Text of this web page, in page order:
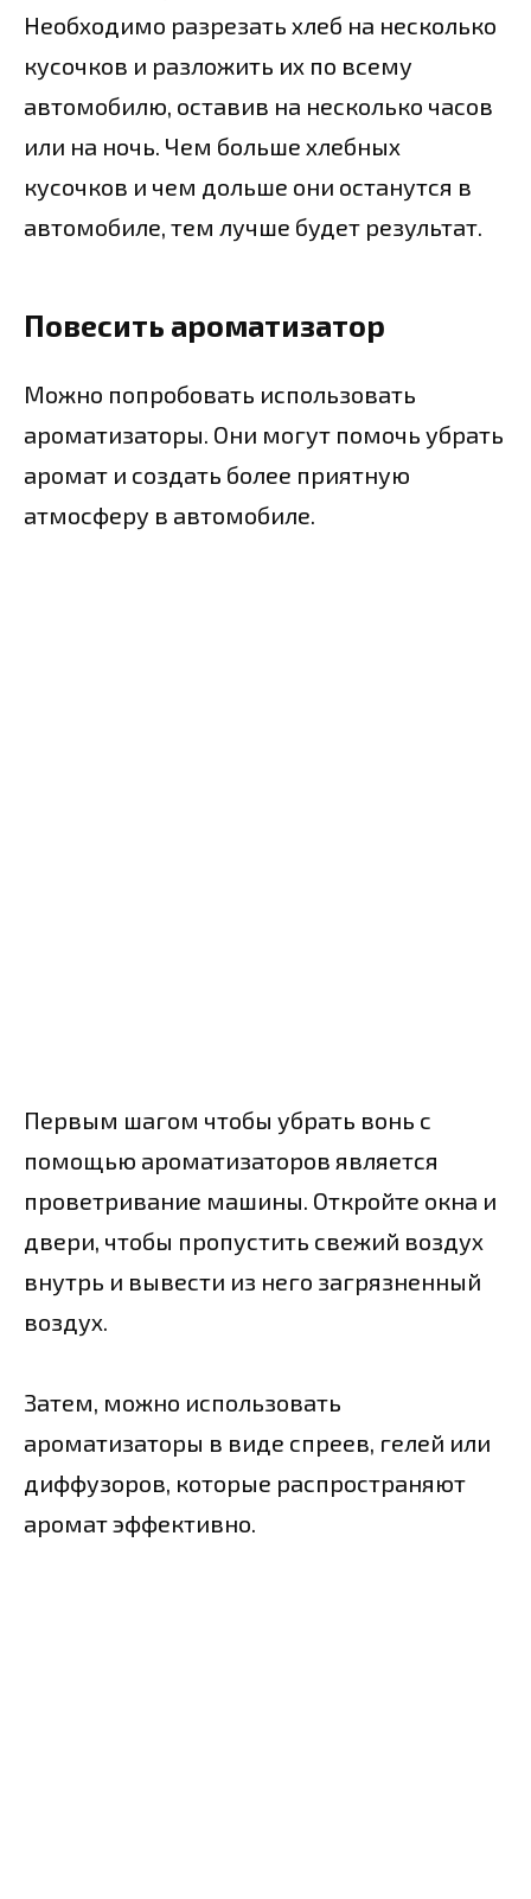
Необходимо разрезать хлеб на несколько
кусочков и разложить их по всему
автомобилю, оставив на несколько часов
или на ночь. Чем больше хлебных
кусочков и чем дольше они останутся в
автомобиле, тем лучше будет результат.
Повесить ароматизатор
Можно попробовать использовать
ароматизаторы. Они могут помочь убрать
аромат и создать более приятную
атмосферу в автомобиле.
Первым шагом чтобы убрать вонь с
помощью ароматизаторов является
проветривание машины. Откройте окна и
двери, чтобы пропустить свежий воздух
внутрь и вывести из него загрязненный
воздух.
Затем, можно использовать
ароматизаторы в виде спреев, гелей или
диффузоров, которые распространяют
аромат эффективно.